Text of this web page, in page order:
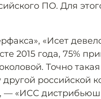
ПО. Для
«Исет
2015 года, 75%
Точно
другой российской
— «ИСС